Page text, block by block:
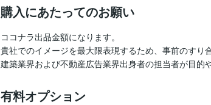
購入にあたってのお願い
ココナラ出品金額になります。
貴社でのイメージを最大限表現するため、事前のすり
有料オプション